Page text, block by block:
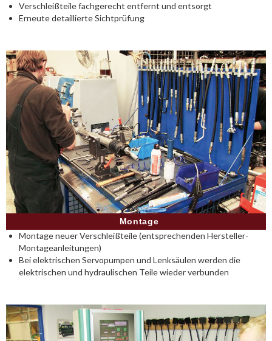
Verschleißteile fachgerecht entfernt und entsorgt
Erneute detaillierte Sichtprüfung
Montage
Montage neuer Verschleißteile (entsprechenden Hersteller-
Montageanleitungen)
Bei elektrischen Servopumpen und Lenksäulen werden die
elektrischen und hydraulischen Teile wieder verbunden